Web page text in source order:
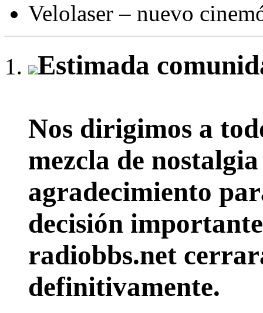
Velolaser – nuevo
Estimada
Nos dirigimos a
mezcla de
agradecimiento
decisión
radiobbs.net
definitivamente.